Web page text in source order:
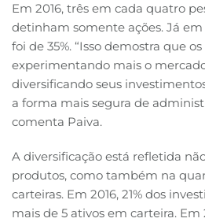
Em 2016, três em cada quatro
detinham somente ações. Já em
foi de 35%. “Isso demostra que
experimentando mais o
diversificando seus
a forma mais segura de
comenta Paiva.
A diversificação está refletida
produtos, como também na
carteiras. Em 2016, 21% dos
mais de 5 ativos em carteira. Em